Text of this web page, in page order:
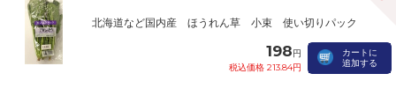
北海道など国内産 ほうれん草 小束 使い切りパック
198円
税込価格 213.84円
カートに
追加する